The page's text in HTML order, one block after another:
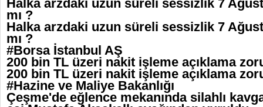
Halka arzdaki uzun süreli sessizlik 7
mı ?
Halka arzdaki uzun süreli sessizlik 7
mı ?
#Borsa İstanbul AŞ
200 bin TL üzeri nakit işleme açıklama
200 bin TL üzeri nakit işleme açıklama
#Hazine ve Maliye Bakanlığı
Çeşme'de eğlence mekanında silahlı